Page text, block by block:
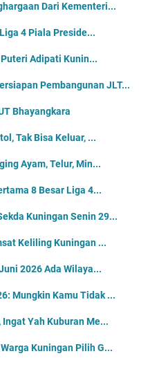
Dari Kementeri...
4 Piala Preside...
Adipati Kunin...
Pembangunan JLT...
Bhayangkara
Tak Bisa Keluar, ...
Ayam, Telur, Min...
8 Besar Liga 4...
Kuningan Senin 29...
Keliling Kuningan ...
2026 Ada Wilaya...
Mungkin Kamu Tidak ...
Yah Kuburan Me...
Kuningan Pilih G...